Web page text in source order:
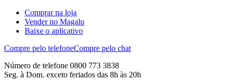
Comprar na loja
Vender no Magalu
Baixe o aplicativo
Compre pelo telefoneCompre pelo chat
Número de telefone 0800 773 3838
Seg. à Dom. exceto feriados das 8h às 20h